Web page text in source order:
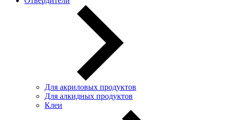
Для акриловых продуктов
Для алкидных продуктов
Клеи